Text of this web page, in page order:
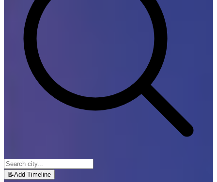
📝Add Timeline